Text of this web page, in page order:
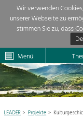
Wir verwenden
unserer Webseite zu
stimmen Sie zu, dass
Menü
Aktuelles
Region
Projekte
Die Regionalentwicklung
geben wir hier eine
mehr Informationen
Projekte in diesem
Natur- &
LEADER Projekte